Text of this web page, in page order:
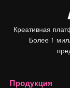
Креативная
Более 1
Продукция